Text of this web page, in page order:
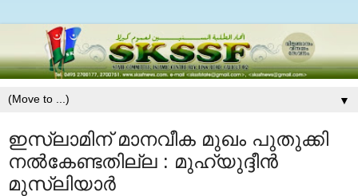
▼
ഇസ്‌ലാമിന്‌ മാനവീക മുഖം പുതുക്കി
നല്‍കേണ്ടതില്ല : മുഹ്‌യുദ്ദീന്‍
മുസ്‌ലിയാര്‍